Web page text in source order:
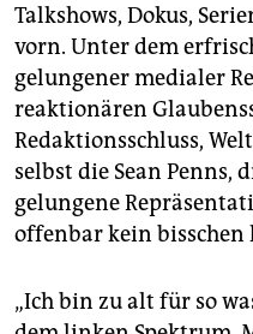
Talkshows, Dokus,
vorn. Unter dem
gelungener medialer
reaktionären
Redaktionsschluss,
selbst die Sean Penns,
gelungene
offenbar kein bisschen
„Ich bin zu alt für so